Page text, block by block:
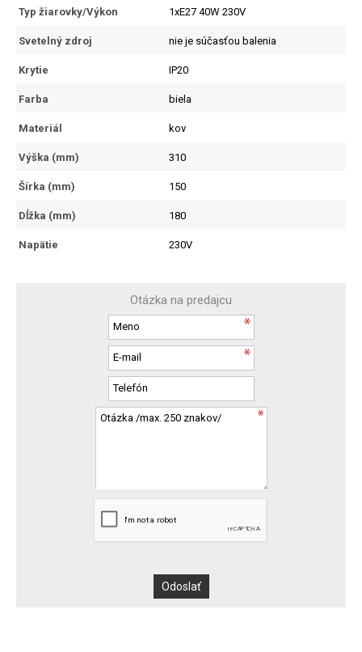
Typ žiarovky/Výkon 1xE27 40W 230V
Svetelný zdroj nie je súčasťou balenia
Krytie IP20
Farba biela
Materiál kov
Výška (mm) 310
Šírka (mm) 150
Dĺžka (mm) 180
Napätie 230V
Otázka na predajcu